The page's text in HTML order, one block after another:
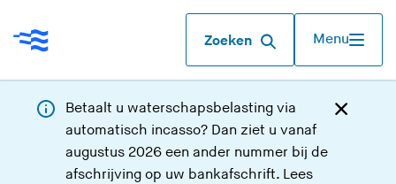
Zoeken Menu
Betaalt u waterschapsbelasting via
automatisch incasso? Dan ziet u vanaf
augustus 2026 een ander nummer bij de
afschrijving op uw bankafschrift. Lees